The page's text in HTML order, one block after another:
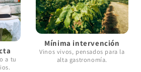
a tu
Mínima intervención
Vinos vivos, pensados para la
alta gastronomía.